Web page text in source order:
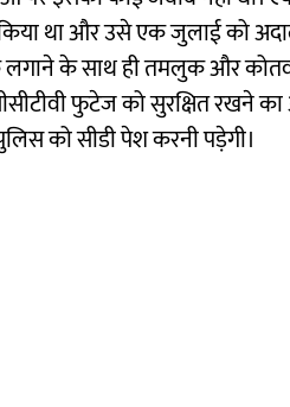
था और उसे एक जुलाई को
लगाने के साथ ही तमलुक और
फुटेज को सुरक्षित रखने
को सीडी पेश करनी पड़ेगी।